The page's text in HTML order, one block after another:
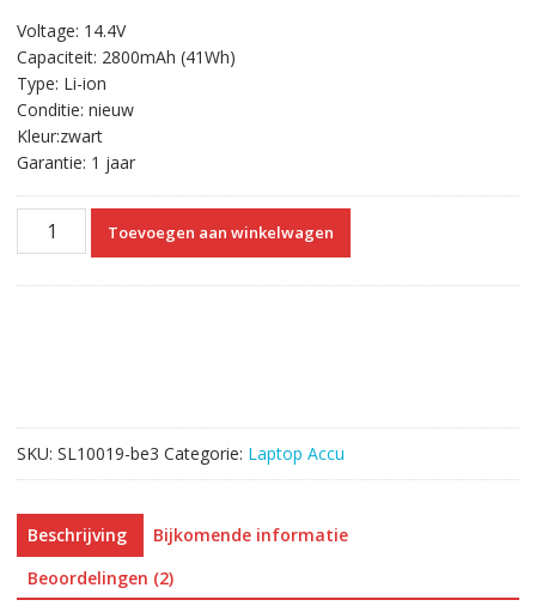
was:
€56.54.€32.37.
Voltage: 14.4V
Capaciteit: 2800mAh (41Wh)
Type: Li-ion
Conditie: nieuw
Kleur:zwart
Garantie: 1 jaar
Originele
Toevoegen aan winkelwagen
SKU: SL10019-be3 Categorie: Laptop Accu
Beschrijving
Bijkomende informatie
Beoordelingen (2)